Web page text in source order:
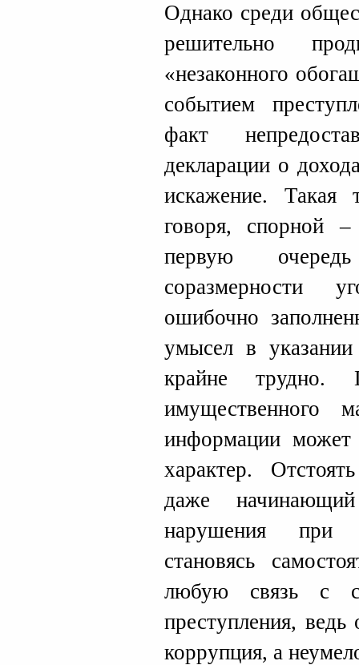
Однако среди
решительно
«незаконного
событием
факт
декларации о
искажение. Такая
говоря, спорной
первую
соразмерности
ошибочно
умысел в
крайне трудно.
имущественного
информации может
характер.
даже
нарушения при
становясь
любую связь с
преступления,
коррупция, а